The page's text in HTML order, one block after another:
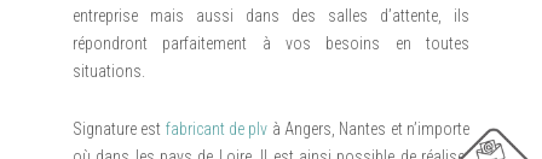
entreprise mais aussi dans des salles d’attente, ils
répondront parfaitement à vos besoins en toutes
situations.
Signature est fabricant de plv à Angers, Nantes et n’importe